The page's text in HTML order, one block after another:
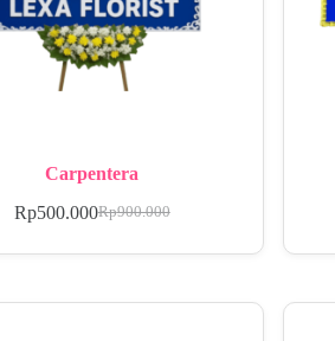
Carpentera
Rp900.000
Rp500.000